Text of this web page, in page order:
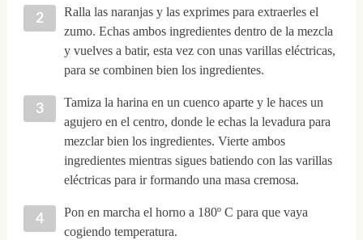
Ralla las naranjas y las exprimes para extraerles el
zumo. Echas ambos ingredientes dentro de la mezcla
y vuelves a batir, esta vez con unas varillas eléctricas,
para se combinen bien los ingredientes.
Tamiza la harina en un cuenco aparte y le haces un
agujero en el centro, donde le echas la levadura para
mezclar bien los ingredientes. Vierte ambos
ingredientes mientras sigues batiendo con las varillas
eléctricas para ir formando una masa cremosa.
Pon en marcha el horno a 180º C para que vaya
cogiendo temperatura.